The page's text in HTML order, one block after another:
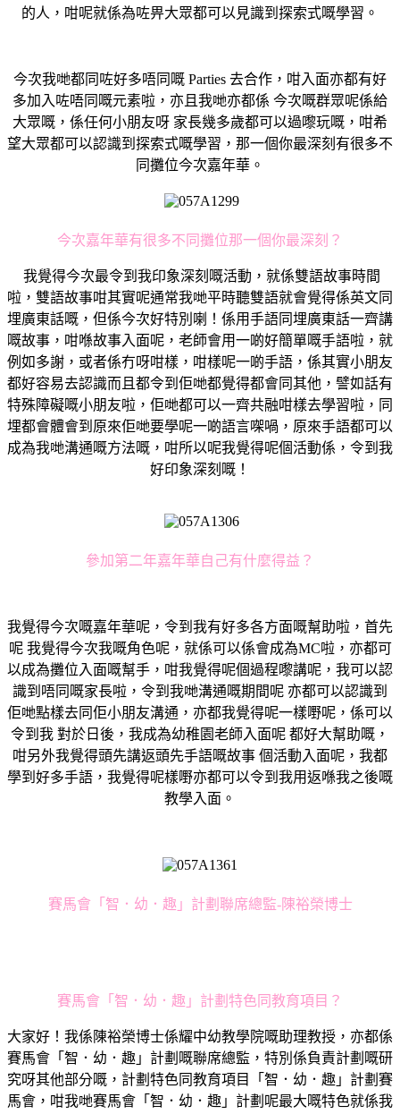
的人，咁呢就係為咗畀大眾都可以見識到探索式嘅學習。
今次我哋都同咗好多唔同嘅 Parties 去合作，咁入面亦都有好
多加入咗唔同嘅元素啦，亦且我哋亦都係 今次嘅群眾呢係給
大眾嘅，係任何小朋友呀 家長幾多歲都可以過嚟玩嘅，咁希
望大眾都可以認識到探索式嘅學習，那一個你最深刻有很多不
同攤位今次嘉年華。
今次嘉年華有很多不同攤位那一個你最深刻？
我覺得今次最令到我印象深刻嘅活動，就係雙語故事時間
啦，雙語故事咁其實呢通常我哋平時聽雙語就會覺得係英文同
埋廣東話嘅，但係今次好特別喇！係用手語同埋廣東話一齊講
嘅故事，咁喺故事入面呢，老師會用一啲好簡單嘅手語啦，就
例如多謝，或者係冇呀咁樣，咁樣呢一啲手語，係其實小朋友
都好容易去認識而且都令到佢哋都覺得都會同其他，譬如話有
特殊障礙嘅小朋友啦，佢哋都可以一齊共融咁樣去學習啦，同
埋都會體會到原來佢哋要學呢一啲語言㗎喎，原來手語都可以
成為我哋溝通嘅方法嘅，咁所以呢我覺得呢個活動係，令到我
好印象深刻嘅！
參加第二年嘉年華自己有什麼得益？
我覺得今次嘅嘉年華呢，令到我有好多各方面嘅幫助啦，首先
呢 我覺得今次我嘅角色呢，就係可以係會成為MC啦，亦都可
以成為攤位入面嘅幫手，咁我覺得呢個過程嚟講呢，我可以認
識到唔同嘅家長啦，令到我哋溝通嘅期間呢 亦都可以認識到
佢哋點樣去同佢小朋友溝通，亦都我覺得呢一樣嘢呢，係可以
令到我 對於日後，我成為幼稚園老師入面呢 都好大幫助嘅，
咁另外我覺得頭先講返頭先手語嘅故事 個活動入面呢，我都
學到好多手語，我覺得呢樣嘢亦都可以令到我用返喺我之後嘅
教學入面。
賽馬會「智．幼．趣」計劃聯席總監-陳裕榮博士
賽馬會「智．幼．趣」計劃特色同教育項目？
大家好！我係陳裕榮博士係耀中幼教學院嘅助理教授，亦都係
賽馬會「智．幼．趣」計劃嘅聯席總監，特別係負責計劃嘅研
究呀其他部分嘅，計劃特色同教育項目「智．幼．趣」計劃賽
馬會，咁我哋賽馬會「智．幼．趣」計劃呢最大嘅特色就係我